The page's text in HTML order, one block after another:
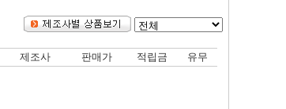
제조사 판매가 적립금 유무